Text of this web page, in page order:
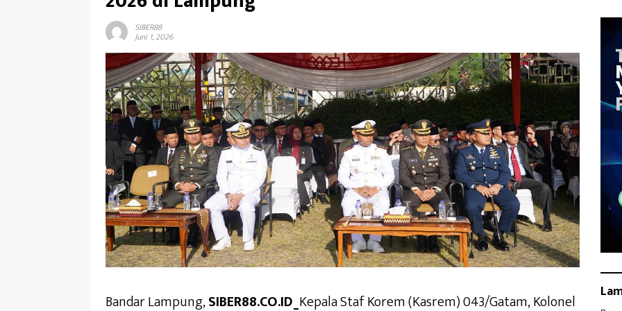
SIBER88
Juni 1, 2026
Bandar Lampung,SIBER88.CO.ID_ Kepala Staf Korem (Kasrem) 043/Gatam, Kolonel